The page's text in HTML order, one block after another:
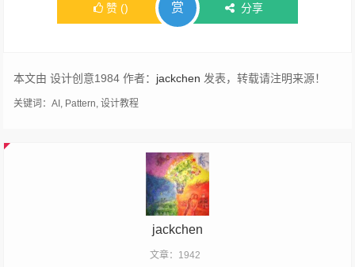
赞 () 赏 分享
本文由 设计创意1984 作者： jackchen 发表，转载请注明来源！
关键词：AI , Pattern,设计教程
jackchen
文章：1942